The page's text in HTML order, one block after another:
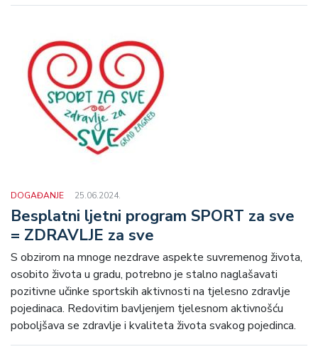
DOGAĐANJE 25.06.2024.
Besplatni ljetni program SPORT za sve
= ZDRAVLJE za sve
S obzirom na mnoge nezdrave aspekte suvremenog života,
osobito života u gradu, potrebno je stalno naglašavati
pozitivne učinke sportskih aktivnosti na tjelesno zdravlje
pojedinaca. Redovitim bavljenjem tjelesnom aktivnošću
poboljšava se zdravlje i kvaliteta života svakog pojedinca.